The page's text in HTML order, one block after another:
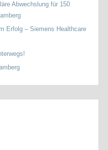
Abwechslung für 150
Erfolg – Siemens Healthcare